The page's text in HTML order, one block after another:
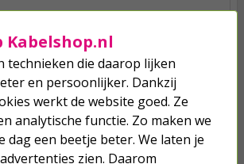
spray | Luxan | 400 ml
wespennest)
Kabelshop.nl
technieken die daarop lijken
en persoonlijker. Dankzij
werkt de website goed. Ze
analytische functie. Zo maken we
dag een beetje beter. We laten je
zien. Daarom